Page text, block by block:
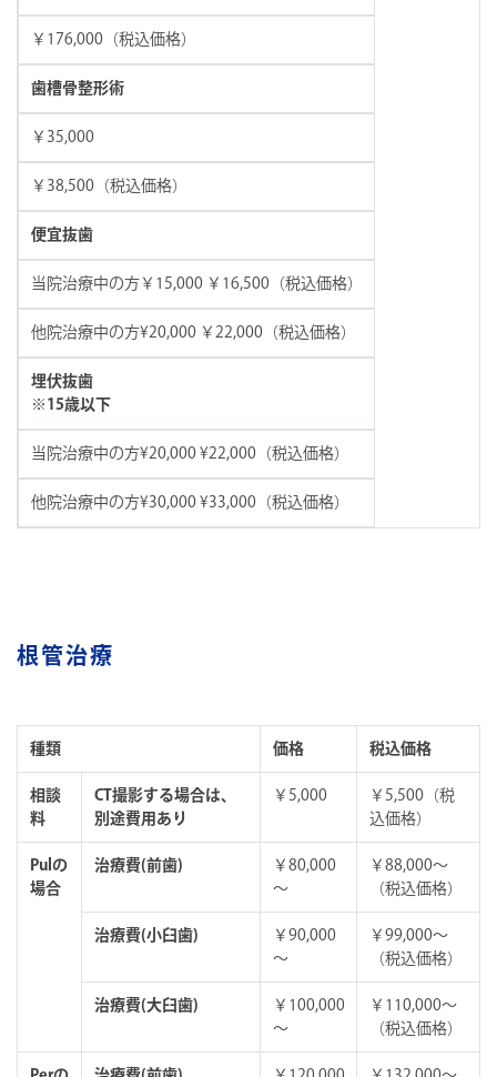
￥176,000（税込価格）
歯槽骨整形術
￥35,000
￥38,500（税込価格）
便宜抜歯
当院治療中の方￥15,000 ￥16,500（税込価格）
他院治療中の方¥20,000 ￥22,000（税込価格）
埋伏抜歯
※15歳以下
当院治療中の方¥20,000 ¥22,000（税込価格）
他院治療中の方¥30,000 ¥33,000（税込価格）
根管治療
種類 価格 税込価格
相談
料
CT撮影する場合は、
別途費用あり
￥5,000
￥5,500（税
込価格）
Pulの
場合
治療費(前歯)
￥80,000
～
￥88,000～
（税込価格）
治療費(小臼歯)
￥90,000
～
￥99,000～
（税込価格）
治療費(大臼歯)
￥100,000
～
￥110,000～
（税込価格）